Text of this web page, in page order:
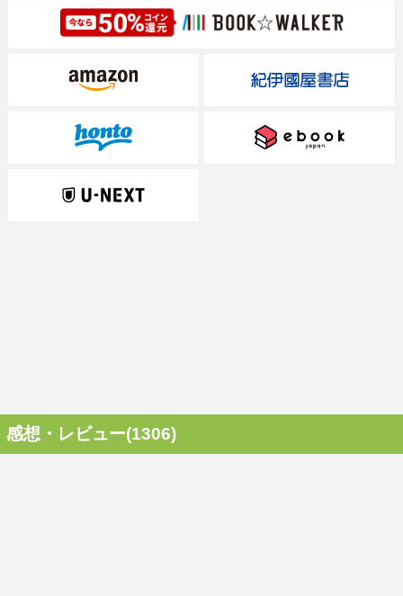
感想・レビュー(1306)